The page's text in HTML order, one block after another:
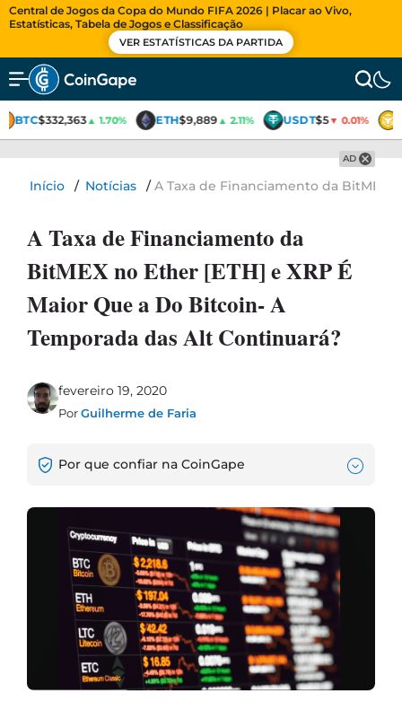
Central de Jogos da Copa do Mundo FIFA 2026 | Placar ao Vivo,
Estatísticas, Tabela de Jogos e Classificação
VER ESTATÍSTICAS DA PARTIDA
BTC$332,363▲ 1.70% ETH$9,889▲ 2.11% USDT$5▼ 0.01%
AD
Início / Notícias /A Taxa de Financiamento da BitMEX
A Taxa de Financiamento da
BitMEX no Ether [ETH] e XRP É
Maior Que a Do Bitcoin- A
Temporada das Alt Continuará?
fevereiro 19, 2020
PorGuilherme de Faria
Por que confiar na CoinGape